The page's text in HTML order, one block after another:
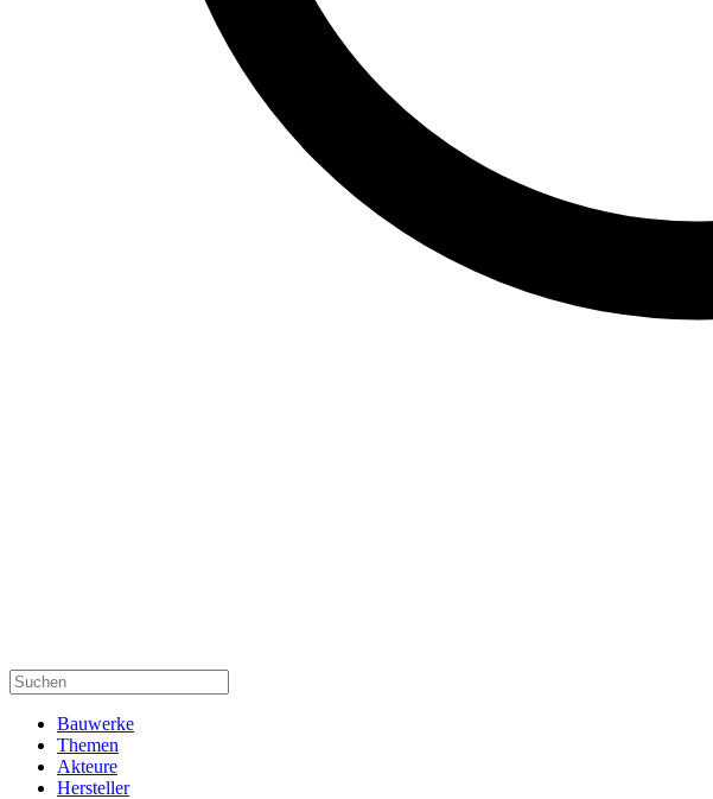
Bauwerke
Themen
Akteure
Hersteller